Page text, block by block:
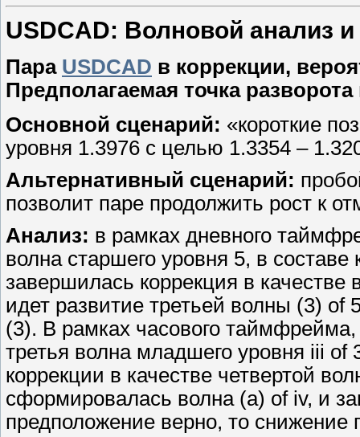
USDCAD: Волновой анализ и
Пара USDCAD в коррекции,
Предполагаемая точка
Основной сценарий: «короткие
уровня 1.3976 с целью 1.3354 –
Альтернативный сценарий:
позволит паре продолжить рост к
Анализ: в рамках дневного
волна старшего уровня 5, в
завершилась коррекция в
идет развитие третьей волны (3) of
(3). В рамках часового
третья волна младшего уровня iii
коррекции в качестве четвертой
сформировалась волна (а) of iv, и
предположение верно, то снижение